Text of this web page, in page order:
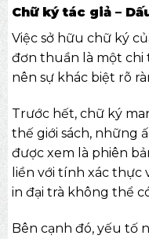
Chữ ký tác giả –
Việc sở hữu chữ ký
đơn thuần là một chi
nên sự khác biệt rõ
Trước hết, chữ ký
thế giới sách, những
được xem là phiên
liền với tính xác thực
in đại trà không thể
Bên cạnh đó, yếu tố